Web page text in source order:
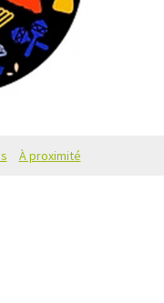
À proximité